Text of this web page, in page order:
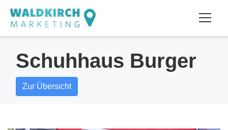
Schuhhaus Burger
Zur Übersicht